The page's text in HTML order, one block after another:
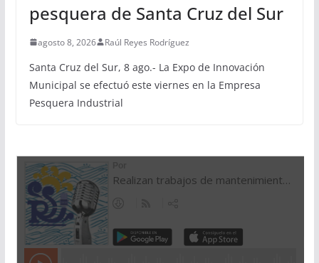
pesquera de Santa Cruz del Sur
agosto 8, 2026 Raúl Reyes Rodríguez
Santa Cruz del Sur, 8 ago.- La Expo de Innovación
Municipal se efectuó este viernes en la Empresa
Pesquera Industrial